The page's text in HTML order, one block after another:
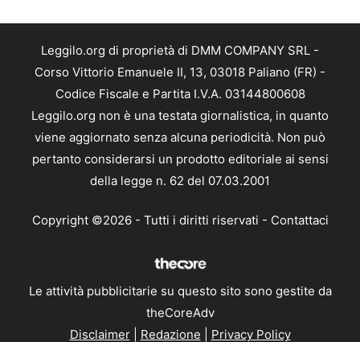
Leggilo.org di proprietà di DMM COMPANY SRL -
Corso Vittorio Emanuele II, 13, 03018 Paliano (FR) -
Codice Fiscale e Partita I.V.A. 03144800608
Leggilo.org non è una testata giornalistica, in quanto
viene aggiornato senza alcuna periodicità. Non può
pertanto considerarsi un prodotto editoriale ai sensi
della legge n. 62 del 07.03.2001
Copyright ©2026 - Tutti i diritti riservati - Contattaci
Le attività pubblicitarie su questo sito sono gestite da
theCoreAdv
Disclaimer| Redazione Privacy Policy